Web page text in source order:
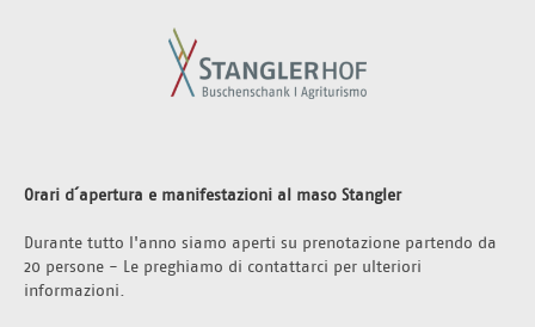
Orari d´apertura e manifestazioni al maso Stangler
Durante tutto l'anno siamo aperti su prenotazione partendo da
20 persone - Le preghiamo di contattarci per ulteriori
informazioni.